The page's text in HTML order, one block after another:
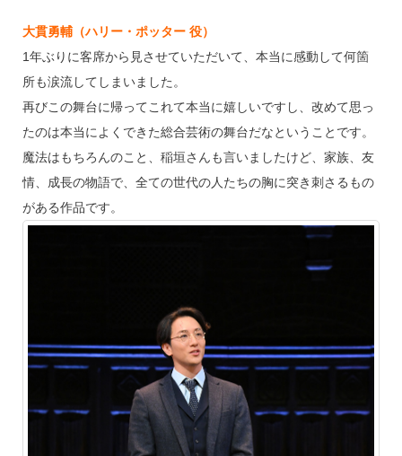
大貫勇輔（ハリー・ポッター 役）
1年ぶりに客席から見させていただいて、本当に感動して何箇
所も涙流してしまいました。
再びこの舞台に帰ってこれて本当に嬉しいですし、改めて思っ
たのは本当によくできた総合芸術の舞台だなということです。
魔法はもちろんのこと、稲垣さんも言いましたけど、家族、友
情、成長の物語で、全ての世代の人たちの胸に突き刺さるもの
がある作品です。